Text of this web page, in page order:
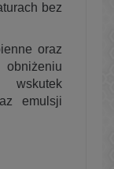
bez
oraz
wskutek
emulsji